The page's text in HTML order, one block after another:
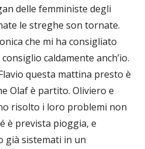
delle femministe degli
le streghe son tornate.
che mi ha consigliato
caldamente anch’io.
questa mattina presto è
Olaf è partito. Oliviero e
risolto i loro problemi non
è prevista pioggia, e
già sistemati in un